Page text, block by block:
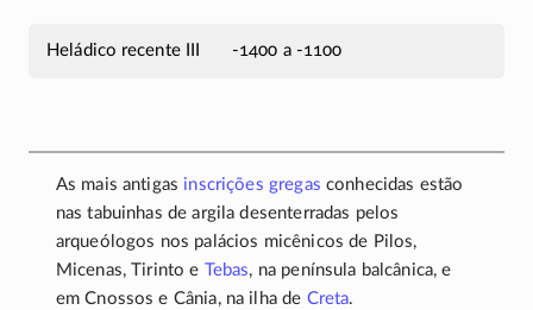
Heládico recente III -1400 a -1100
As mais antigas inscrições gregas conhecidas estão
nas tabuinhas de argila desenterradas pelos
arqueólogos nos palácios micênicos de Pilos,
Micenas, Tirinto e Tebas, na península balcânica, e
em Cnossos e Cânia, na ilha de Creta.